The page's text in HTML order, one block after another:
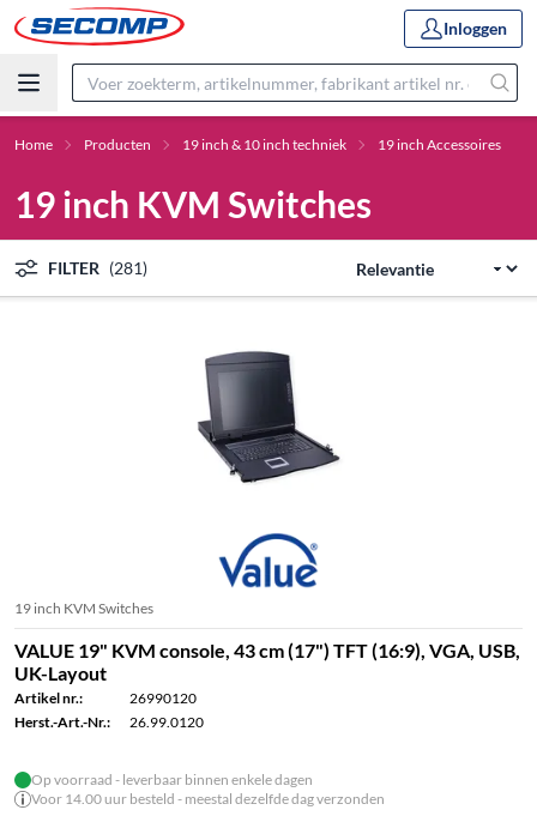
Inloggen
Home Producten 19 inch & 10 inch techniek 19 inch Accessoires
19 inch KVM Switches
FILTER (281)
19 inch KVM Switches
VALUE 19" KVM console, 43 cm (17") TFT (16:9), VGA, USB,
UK-Layout
Artikel nr.:
26990120
Herst.-Art.-Nr.:
26.99.0120
Op voorraad - leverbaar binnen enkele dagen
Voor 14.00 uur besteld - meestal dezelfde dag verzonden